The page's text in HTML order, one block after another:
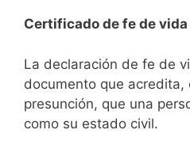
Certificado de fe de
La declaración de fe de
documento que acredita,
presunción, que una
como su estado civil.